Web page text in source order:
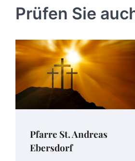
Prüfen Sie
Pfarre St. Andreas
Ebersdorf